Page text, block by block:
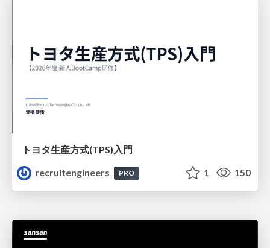
トヨタ⽣産⽅式(TPS)⼊⾨
recruitengineers
PRO 1 150